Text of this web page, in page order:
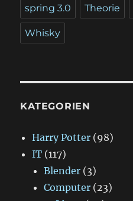
spring 3.0 Theorie
Whisky
KATEGORIEN
Harry Potter (98)
IT (117)
Blender (3)
Computer (23)